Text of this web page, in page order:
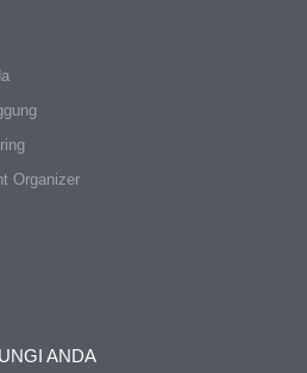
Organizer
ANDA